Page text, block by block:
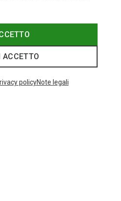
ACCETTO
policyNote legali